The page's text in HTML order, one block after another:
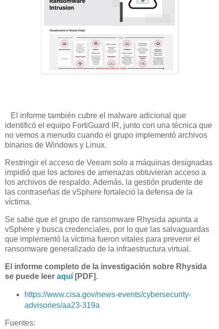
El informe también cubre el malware adicional que
identificó el equipo FortiGuard IR, junto con una técnica que
no vemos a menudo cuando el grupo implementó archivos
binarios de Windows y Linux.
Restringir el acceso de Veeam solo a máquinas designadas
impidió que los actores de amenazas obtuvieran acceso a
los archivos de respaldo. Además, la gestión prudente de
las contraseñas de vSphere fortaleció la defensa de la
víctima.
Se sabe que el grupo de ransomware Rhysida apunta a
vSphere y busca credenciales, por lo que las salvaguardas
que implementó la víctima fueron vitales para prevenir el
ransomware generalizado de la infraestructura virtual.
El informe completo de la investigación sobre Rhysida
se puede leer aquí [PDF].
https://www.cisa.gov/news-events/cybersecurity-
advisories/aa23-319a
Fuentes: